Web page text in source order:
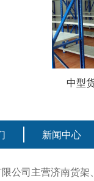
中型
新闻中心
公司主营济南货